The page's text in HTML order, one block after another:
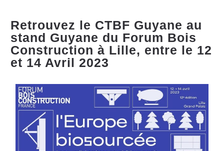
Retrouvez le CTBF Guyane au
stand Guyane du Forum Bois
Construction à Lille, entre le 12
et 14 Avril 2023